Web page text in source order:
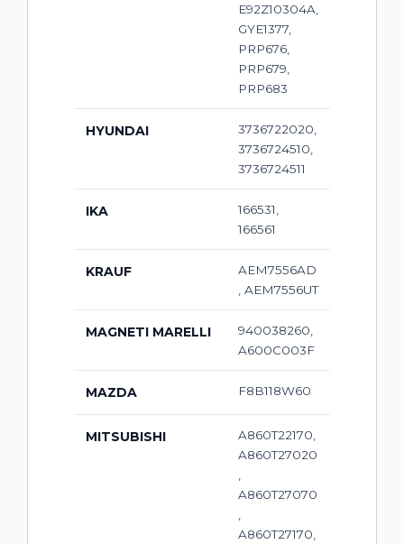
E92Z10304A,
GYE1377,
PRP676,
PRP679,
PRP683
HYUNDAI
3736722020,
3736724510,
3736724511
IKA
166531,
166561
KRAUF
AEM7556AD
, AEM7556UT
MAGNETI MARELLI
940038260,
A600C003F
MAZDA F8B118W60
MITSUBISHI
A860T22170,
A860T27020
A860T27070
A860T27170,